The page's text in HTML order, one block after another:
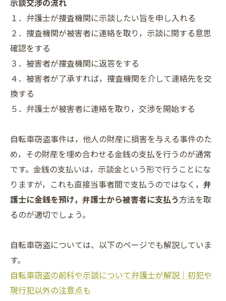
示談交渉の流れ
１．弁護士が捜査機関に示談したい旨を申し入れる
２．捜査機関が被害者に連絡を取り，示談に関する意思
確認をする
３．被害者が捜査機関に返答をする
４．被害者が了承すれば，捜査機関を介して連絡先を交
換する
５．弁護士が被害者に連絡を取り，交渉を開始する
自転車窃盗事件は，他人の財産に損害を与える事件のた
め，その財産を埋め合わせる金銭の支払を行うのが通常
です。金銭の支払いは，示談金という形で行うことにな
りますが，これも直接当事者間で支払うのではなく， 弁
護士に金銭を預け，弁護士から被害者に支払う方法を取
るのが適切でしょう。
自転車窃盗については、以下のページでも解説していま
す。
自転車窃盗の前科や示談について弁護士が解説｜初犯や
現行犯以外の注意点も